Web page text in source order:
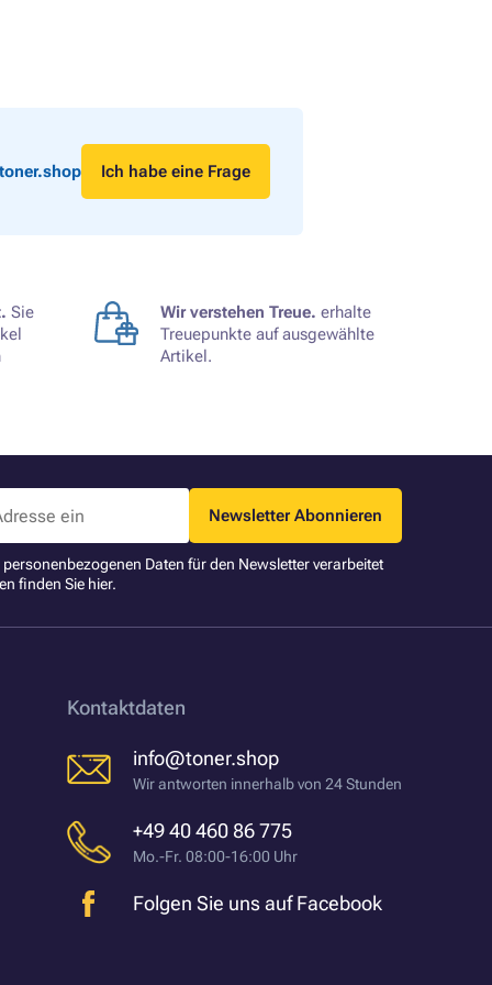
Ich habe eine Frage
Sie
Wir verstehen Treue. erhalte
Treuepunkte auf ausgewählte
Artikel.
Newsletter Abonnieren
Daten für den Newsletter verarbeitet
finden Sie hier.
Kontaktdaten
info@toner.shop
Wir antworten innerhalb von 24 Stunden
+49 40 460 86 775
Mo.-Fr. 08:00-16:00 Uhr
Folgen Sie uns auf Facebook